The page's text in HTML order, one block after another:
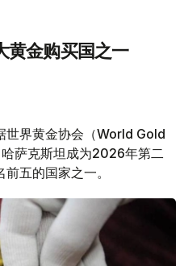
黄金购买国之一
世界黄金协会（World Gold
萨克斯坦成为2026年第二
五的国家之一。